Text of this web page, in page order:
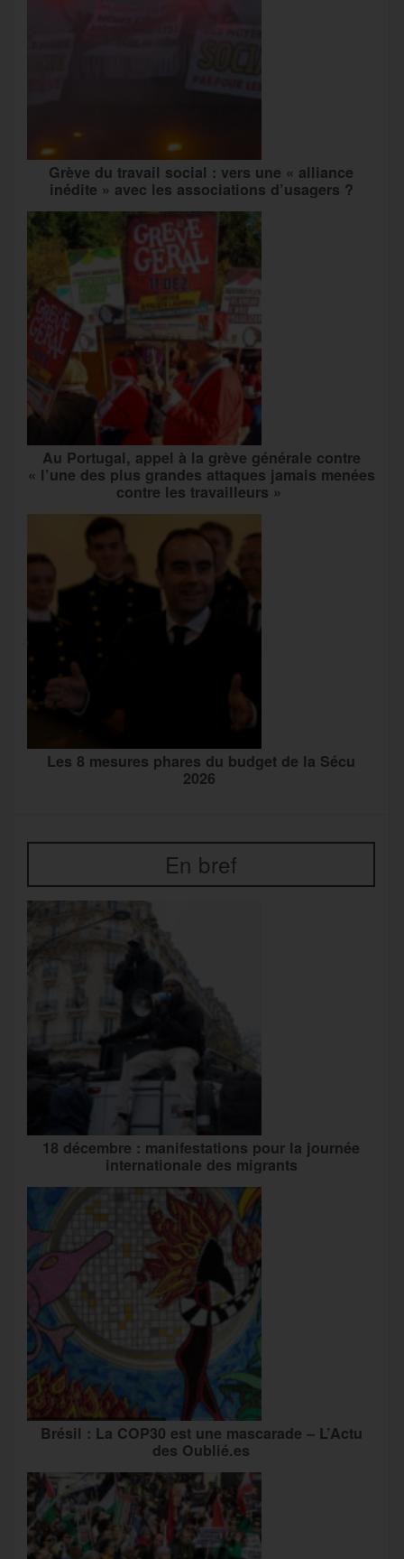
Grève du travail social : vers une « alliance
inédite » avec les associations d’usagers ?
Au Portugal, appel à la grève générale contre
« l’une des plus grandes attaques jamais menées
contre les travailleurs »
Les 8 mesures phares du budget de la Sécu
2026
En bref
18 décembre : manifestations pour la journée
internationale des migrants
Brésil : La COP30 est une mascarade – L’Actu
des Oublié.es